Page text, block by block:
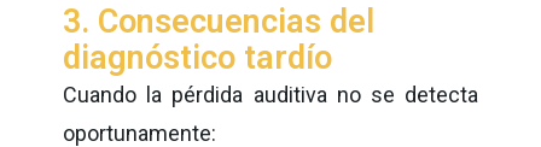
3. Consecuencias del
diagnóstico tardío
Cuando la pérdida auditiva no se detecta
oportunamente: